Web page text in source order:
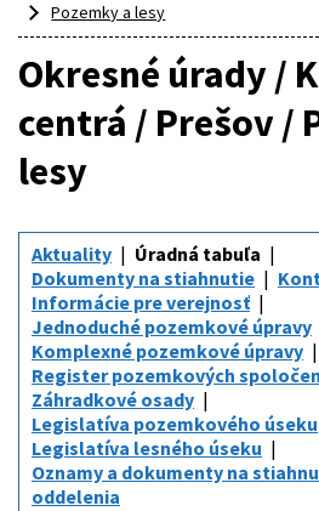
Pozemky a lesy
Okresné úrady /
centrá / Prešov /
lesy
Aktuality
Úradná tabuľa
Dokumenty na stiahnutie
Informácie pre verejnosť
Jednoduché pozemkové úpravy
Komplexné pozemkové úpravy
Register pozemkových
Záhradkové osady
Legislatíva pozemkového úseku
Legislatíva lesného úseku
Oznamy a dokumenty na
oddelenia